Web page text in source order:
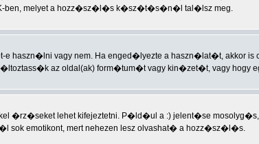
ben, melyet a hozz�sz�l�s k�sz�t�s�n�l tal�lsz meg.
e haszn�lni vagy nem. Ha enged�lyezte a haszn�lat�t,
az oldal(ak) form�tum�t vagy kin�zet�t, vagy hogy
�rz�seket lehet kifejeztetni. P�ld�ul a :) jelent�se
emotikont, mert nehezen lesz olvashat� a hozz�sz�l�s.